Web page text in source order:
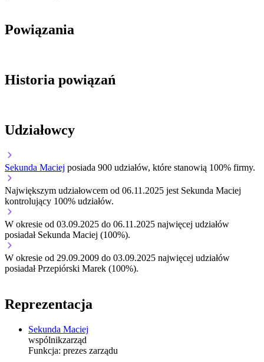
Powiązania
Historia powiązań
Udziałowcy
Sekunda Maciej posiada 900 udziałów, które stanowią 100% firmy.
Największym udziałowcem od 06.11.2025 jest Sekunda Maciej
kontrolujący 100% udziałów.
W okresie od 03.09.2025 do 06.11.2025 najwięcej udziałów
posiadał Sekunda Maciej (100%).
W okresie od 29.09.2009 do 03.09.2025 najwięcej udziałów
posiadał Przepiórski Marek (100%).
Reprezentacja
Sekunda Maciej
wspólnikzarząd
Funkcja: prezes zarządu